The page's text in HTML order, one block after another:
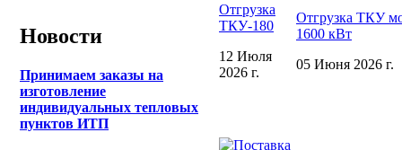
Новости
Принимаем заказы на
изготовление
индивидуальных тепловых
пунктов ИТП
Отгрузка
ТКУ-180
12 Июля
2026 г.
Отгрузка ТКУ
1600 кВт
05 Июня 2026 г.